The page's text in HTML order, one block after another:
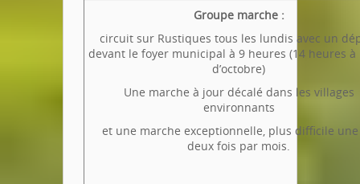
Groupe marche :
circuit sur Rustiques tous les lundis avec un
devant le foyer municipal à 9 heures (14 heures
d’octobre)
Une marche à jour décalé dans les villages
environnants
et une marche exceptionnelle, plus difficile
deux fois par mois.